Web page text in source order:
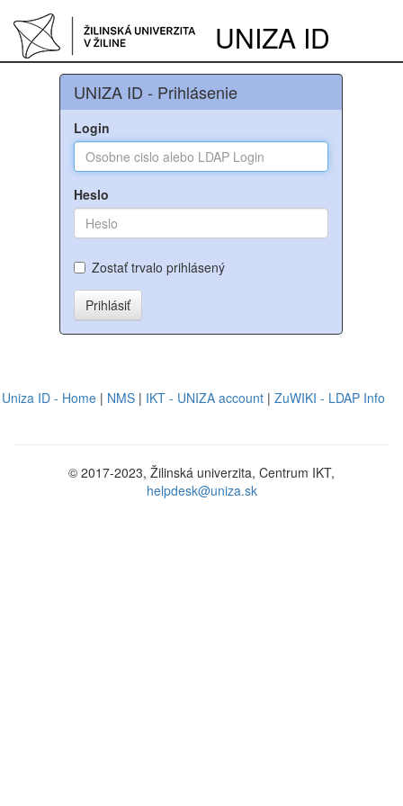
UNIZA ID
UNIZA ID - Prihlásenie
Login
Heslo
Zostať trvalo prihlásený
Prihlásiť
Uniza ID - Home | NMS | IKT - UNIZA account | ZuWIKI - LDAP Info
© 2017-2023, Žilinská univerzita, Centrum IKT,
helpdesk@uniza.sk